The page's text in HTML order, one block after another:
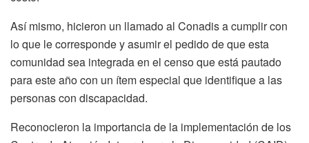
Así mismo, hicieron un llamado al Conadis a cumplir con
lo que le corresponde y asumir el pedido de que esta
comunidad sea integrada en el censo que está pautado
para este año con un ítem especial que identifique a las
personas con discapacidad.
Reconocieron la importancia de la implementación de los